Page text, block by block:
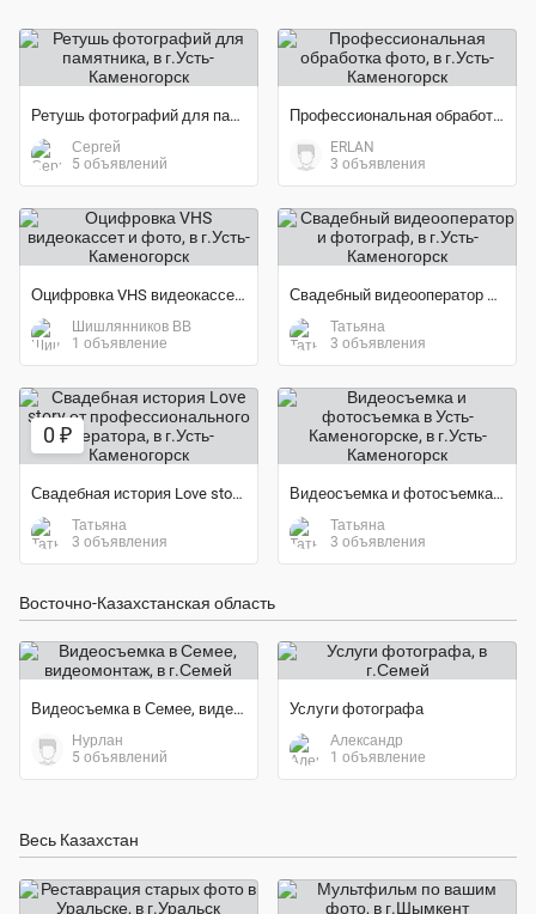
Ретушь фотографий для памятника
Сергей
5 объявлений
Профессиональная обработка фото
ERLAN
3 объявления
Оцифровка VHS видеокассет и фото
Шишлянников ВВ
1 объявление
Свадебный видеооператор и фотограф
Татьяна
3 объявления
0 ₽
Свадебная история Love story от профессионального оператора
Татьяна
3 объявления
Видеосъемка и фотосъемка в Усть-Каменогорске
Татьяна
3 объявления
Восточно-Казахстанская область
Видеосъемка в Семее, видеомонтаж
Нурлан
5 объявлений
Услуги фотографа
Александр
1 объявление
Весь Казахстан